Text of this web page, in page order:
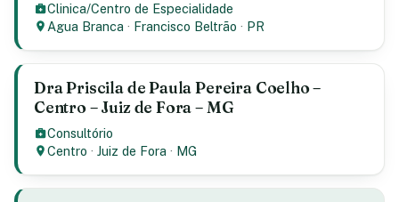
Clinica/Centro de Especialidade
Agua Branca · Francisco Beltrão · PR
Dra Priscila de Paula Pereira Coelho –
Centro – Juiz de Fora – MG
Consultório
Centro ·Juiz de Fora · MG